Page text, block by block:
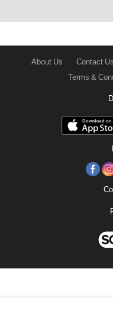
About Us Contact Us
Terms &